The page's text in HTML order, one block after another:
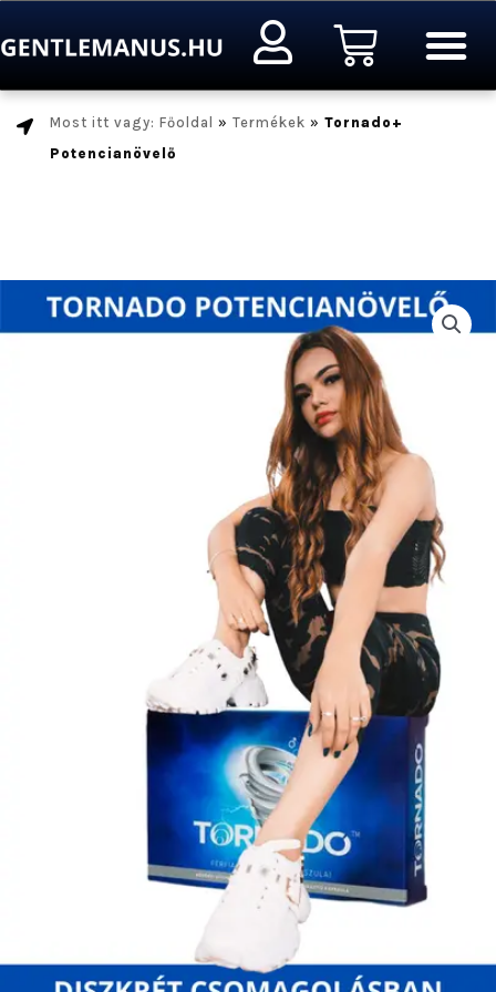
a
Kosár
Most itt vagy: Főoldal » Termékek » Tornado+
Potencianövelő